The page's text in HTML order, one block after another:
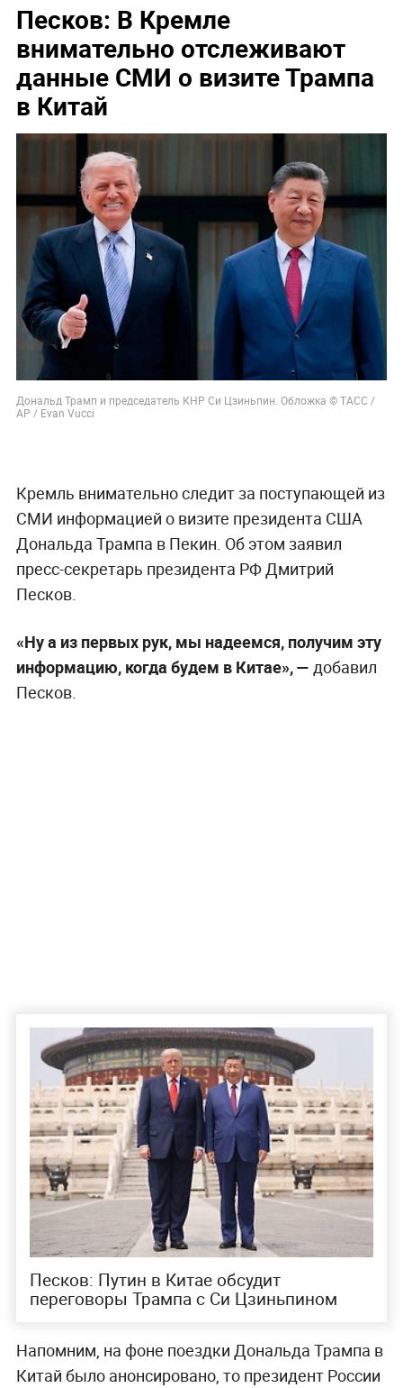
Песков: В Кремле
внимательно отслеживают
данные СМИ о визите Трампа
в Китай
Дональд Трамп и председатель КНР Си Цзиньпин. Обложка © ТАСС /
AP / Evan Vucci
Кремль внимательно следит за поступающей из
СМИ информацией о визите президента США
Дональда Трампа в Пекин. Об этом заявил
пресс-секретарь президента РФ Дмитрий
Песков.
«Ну а из первых рук, мы надеемся, получим эту
информацию, когда будем в Китае», — добавил
Песков.
Песков: Путин в Китае обсудит
переговоры Трампа с Си Цзиньпином
Напомним, на фоне поездки Дональда Трампа в
Китай было анонсировано, то президент России